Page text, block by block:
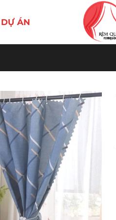
DỰ ÁN